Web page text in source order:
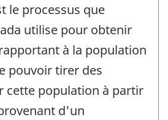
le processus que
utilise pour obtenir
à la population
pouvoir tirer des
cette population à partir
d'un